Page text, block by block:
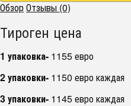
ОбзорОтзывы (0)
Тироген цена
1 упаковка- 1155 евро
2 упаковки- 1150 евро каждая
3 упаковки- 1145 евро каждая